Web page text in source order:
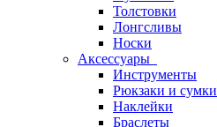
Толстовки
Лонгсливы
Носки
Аксессуары
Инструменты
Рюкзаки и сумки
Наклейки
Браслеты